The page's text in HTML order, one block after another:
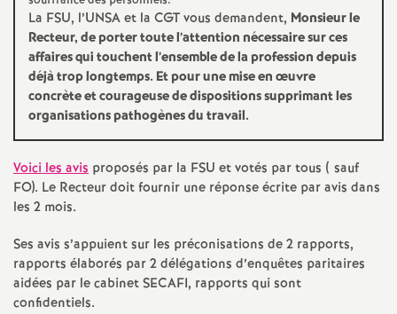
r
s
La FSU, l’UNSAet la CGTvous demandent, Monsieur le
Recteur, de porter toute l’attention nécessaire sur ces
affaires qui touchent l’ensemble de la profession depuis
déjà trop longtemps. Et pour une mise en œuvre
concrète et courageuse de dispositions supprimant les
organisations pathogènes du travail.
Voici les avis proposés par la FSU et votés par tous ( sauf
FO). Le Recteur doit fournir une réponse écrite par avis dans
les 2 mois.
Ses avis s’appuient sur les préconisations de 2 rapports,
rapports élaborés par 2 délégations d’enquêtes paritaires
aidées par le cabinetSECAFI, rapports qui sont
confidentiels.